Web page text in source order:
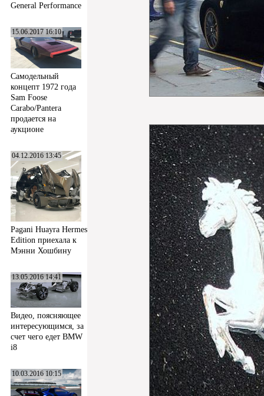
General Performance
15.06.2017 16:10
Самодельный
концепт 1972 года
Sam Foose
Carabo/Pantera
продается на
аукционе
04.12.2016 13:45
Pagani Huayra Hermes
Edition приехала к
Мэнни Хошбину
13.05.2016 14:41
Видео, поясняющее
интересующимся, за
счет чего едет BMW
i8
10.03.2016 10:15